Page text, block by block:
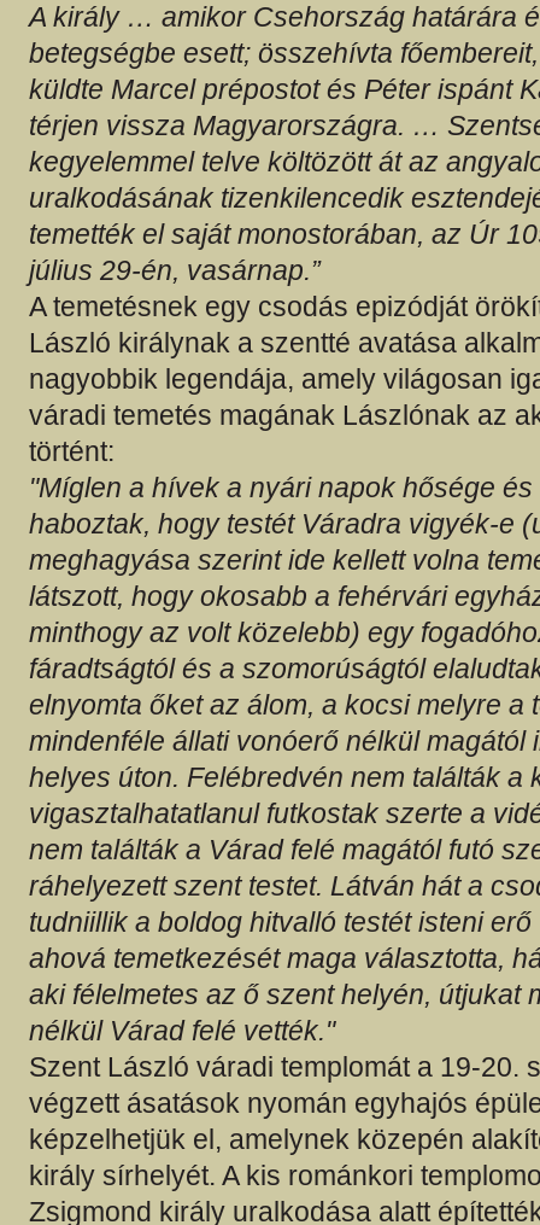
A király … amikor Csehország határára
betegségbe esett; összehívta
küldte Marcel prépostot és Péter ispánt
térjen vissza Magyarországra. …
kegyelemmel telve költözött át az
uralkodásának tizenkilencedik
temették el saját monostorában, az Úr
július 29-én, vasárnap.”
A temetésnek egy csodás epizódját
László királynak a szentté avatása
nagyobbik legendája, amely világosan
váradi temetés magának Lászlónak az
történt:
"Míglen a hívek a nyári napok hősége
haboztak, hogy testét Váradra vigyék-e
meghagyása szerint ide kellett volna
látszott, hogy okosabb a fehérvári
minthogy az volt közelebb) egy
fáradtságtól és a szomorúságtól
elnyomta őket az álom, a kocsi melyre a
mindenféle állati vonóerő nélkül magától
helyes úton. Felébredvén nem találták a
vigasztalhatatlanul futkostak szerte a
nem találták a Várad felé magától futó
ráhelyezett szent testet. Látván hát a
tudniillik a boldog hitvalló testét isteni
ahová temetkezését maga választotta,
aki félelmetes az ő szent helyén, útjukat
nélkül Várad felé vették."
Szent László váradi templomát a 19-20.
végzett ásatások nyomán egyhajós
képzelhetjük el, amelynek közepén
király sírhelyét. A kis románkori
Zsigmond király uralkodása alatt